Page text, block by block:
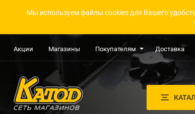
Мы используем файлы cookies для Вашего
Акции Магазины Покупателям Доставка